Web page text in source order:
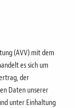
(AVV) mit dem
es sich um
der
Daten unserer
unterEinhaltung